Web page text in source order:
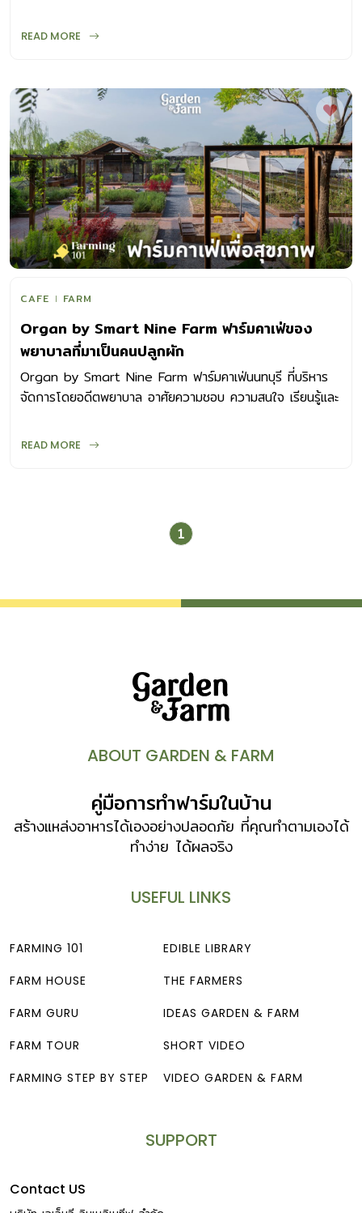
READ MORE
CAFE FARM
Organ by Smart Nine Farm ฟาร์มคาเฟ่ของ
พยาบาลที่มาเป็นคนปลูกผัก
Organ by Smart Nine Farm ฟาร์มคาเฟ่นนทบุรี ที่บริหาร
จัดการโดยอดีตพยาบาล อาศัยความชอบ ความสนใจ เรียนรู้และ
READ MORE
1
ABOUT GARDEN & FARM
คู่มือการทำฟาร์มในบ้าน
สร้างแหล่งอาหารได้เองอย่างปลอดภัย ที่คุณทำตามเองได้
ทำง่าย ได้ผลจริง
USEFUL LINKS
FARMING 101
FARM HOUSE
FARM GURU
FARM TOUR
FARMING STEP BY STEP
EDIBLE LIBRARY
THE FARMERS
IDEAS GARDEN & FARM
SHORT VIDEO
VIDEO GARDEN & FARM
SUPPORT
Contact US